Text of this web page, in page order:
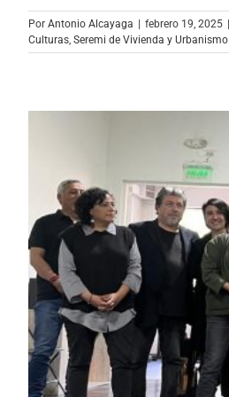
Por Antonio Alcayaga febrero 19, 2025
Culturas, Seremi de Vivienda y Urbanismo